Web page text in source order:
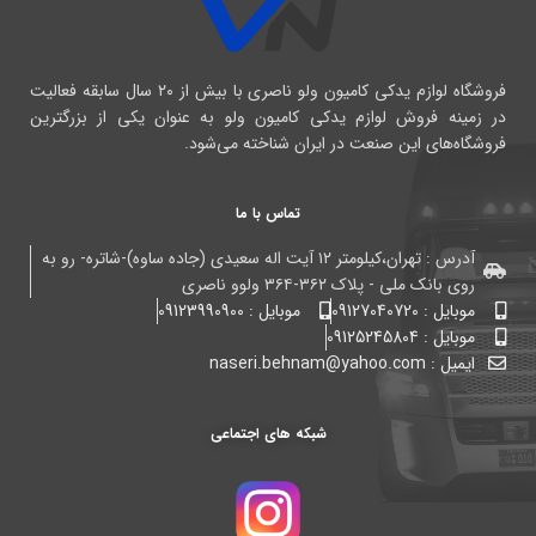
فروشگاه لوازم یدکی کامیون ولو ناصری با بیش از ۲۰ سال سابقه فعالیت
در زمینه فروش لوازم یدکی کامیون ولو به عنوان یکی از بزرگترین
فروشگاه‌های این صنعت در ایران شناخته می‌شود.
تماس با ما
آدرس : تهران،کیلومتر ۱۲ آیت اله سعیدی (جاده ساوه)-شاتره- رو به
روی بانک ملی - پلاک ۳۶۲-۳۶۴ ولوو ناصری
موبایل : 09127040720
موبایل : 09123990900
موبایل : 09125245804
ایمیل : naseri.behnam@yahoo.com
شبکه های اجتماعی